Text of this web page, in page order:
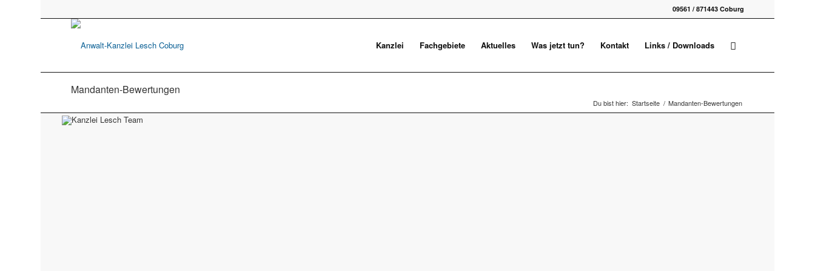
09561 / 871443 Coburg
Kanzlei Fachgebiete Aktuelles Was jetzt tun? Kontakt Links / Downloads
Mandanten-Bewertungen
Du bist hier: Startseite / Mandanten-Bewertungen